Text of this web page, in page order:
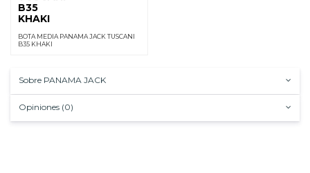
B35
KHAKI
BOTA MEDIA PANAMA JACK TUSCANI
B35 KHAKI
Sobre PANAMA JACK
Opiniones (0)